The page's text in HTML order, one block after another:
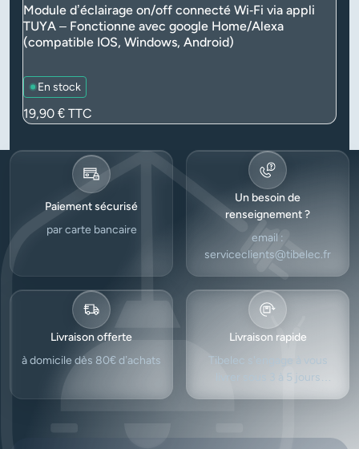
Module d’éclairage on/off connecté Wi‑Fi via appli
TUYA – Fonctionne avec google Home/Alexa
(compatible IOS, Windows, Android)
En stock
Prix
19,90 € TTC
Paiement sécurisé
par carte bancaire
Un besoin de
renseignement ?
email :
serviceclients@tibelec.fr
Livraison offerte
à domicile dès 80€ d’achats
Livraison rapide
Tibelec s'engage à vous
livrer sous 3 à 5 jours